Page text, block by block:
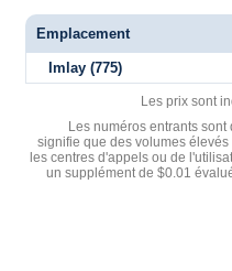
Emplacement
Imlay (775)
Les prix sont
Les numéros entrants
signifie que des volumes
les centres d'appels ou de
un supplément de $0.01